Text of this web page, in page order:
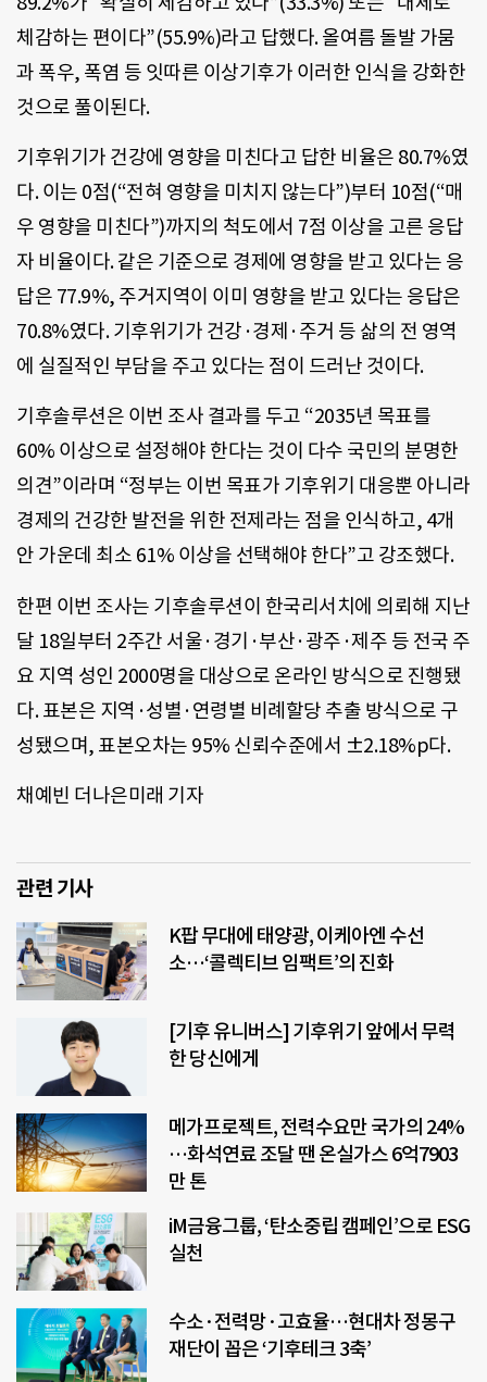
체감하는 편이다”(55.9%)라고 답했다. 올여름 돌발 가뭄
과 폭우, 폭염 등 잇따른 이상기후가 이러한 인식을 강화한
것으로 풀이된다.
기후위기가 건강에 영향을 미친다고 답한 비율은 80.7%였
다. 이는 0점(“전혀 영향을 미치지 않는다”)부터 10점(“매
우 영향을 미친다”)까지의 척도에서 7점 이상을 고른 응답
자 비율이다. 같은 기준으로 경제에 영향을 받고 있다는 응
답은 77.9%, 주거지역이 이미 영향을 받고 있다는 응답은
70.8%였다. 기후위기가 건강·경제·주거 등 삶의 전 영역
에 실질적인 부담을 주고 있다는 점이 드러난 것이다.
기후솔루션은 이번 조사 결과를 두고 “2035년 목표를
60% 이상으로 설정해야 한다는 것이 다수 국민의 분명한
의견”이라며 “정부는 이번 목표가 기후위기 대응뿐 아니라
경제의 건강한 발전을 위한 전제라는 점을 인식하고, 4개
안 가운데 최소 61% 이상을 선택해야 한다”고 강조했다.
한편 이번 조사는 기후솔루션이 한국리서치에 의뢰해 지난
달 18일부터 2주간 서울·경기·부산·광주·제주 등 전국 주
요 지역 성인 2000명을 대상으로 온라인 방식으로 진행됐
다. 표본은 지역·성별·연령별 비례할당 추출 방식으로 구
성됐으며, 표본오차는 95% 신뢰수준에서 ±2.18%p다.
채예빈 더나은미래 기자
관련 기사
K팝 무대에 태양광, 이케아엔 수선
소…‘콜렉티브 임팩트’의 진화
[기후 유니버스] 기후위기 앞에서 무력
한 당신에게
메가프로젝트, 전력수요만 국가의 24%
…화석연료 조달 땐 온실가스 6억7903
만 톤
iM금융그룹, ‘탄소중립 캠페인’으로 ESG
실천
수소·전력망·고효율…현대차 정몽구
재단이 꼽은 ‘기후테크 3축’